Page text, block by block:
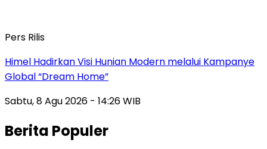
Pers Rilis
Himel Hadirkan Visi Hunian Modern melalui Kampanye
Global “Dream Home”
Sabtu, 8 Agu 2026 - 14:26 WIB
Berita Populer